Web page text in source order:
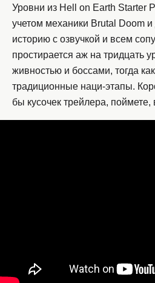
Уровни из Hell on Earth Starter
учетом механики Brutal Doom
историю с озвучкой и всем
простирается аж на тридцать
живностью и боссами, тогда
традиционные наци-этапы.
бы кусочек трейлера, поймете,